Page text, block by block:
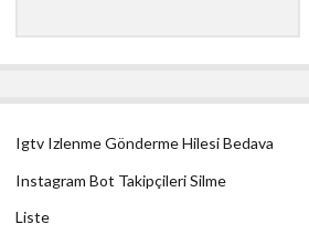
Igtv Izlenme Gönderme Hilesi Bedava
Instagram Bot Takipçileri Silme
Liste